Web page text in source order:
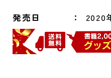
発売日 2020